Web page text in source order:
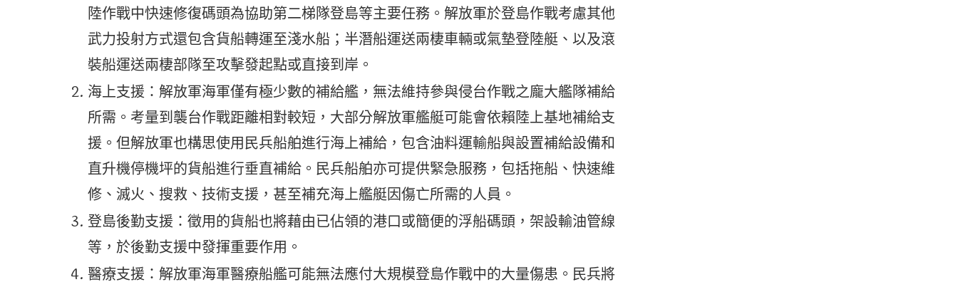
陸作戰中快速修復碼頭為協助第二梯隊登島等主要任務。解放軍於登島作戰考慮其他
武力投射方式還包含貨船轉運至淺水船；半潛船運送兩棲車輛或氣墊登陸艇、以及滾
裝船運送兩棲部隊至攻擊發起點或直接到岸。
海上支援：解放軍海軍僅有極少數的補給艦，無法維持參與侵台作戰之龐大艦隊補給
所需。考量到襲台作戰距離相對較短，大部分解放軍艦艇可能會依賴陸上基地補給支
援。但解放軍也構思使用民兵船舶進行海上補給，包含油料運輸船與設置補給設備和
直升機停機坪的貨船進行垂直補給。民兵船舶亦可提供緊急服務，包括拖船、快速維
修、滅火、搜救、技術支援，甚至補充海上艦艇因傷亡所需的人員。
登島後勤支援：徵用的貨船也將藉由已佔領的港口或簡便的浮船碼頭，架設輸油管線
等，於後勤支援中發揮重要作用。
醫療支援：解放軍海軍醫療船艦可能無法應付大規模登島作戰中的大量傷患。民兵將